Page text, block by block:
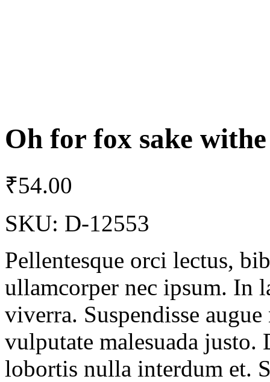
Oh for fox sake
₹54.00
SKU: D-12553
Pellentesque orci lectus,
ullamcorper nec ipsum. In
viverra. Suspendisse
vulputate malesuada
lobortis nulla interdum et.